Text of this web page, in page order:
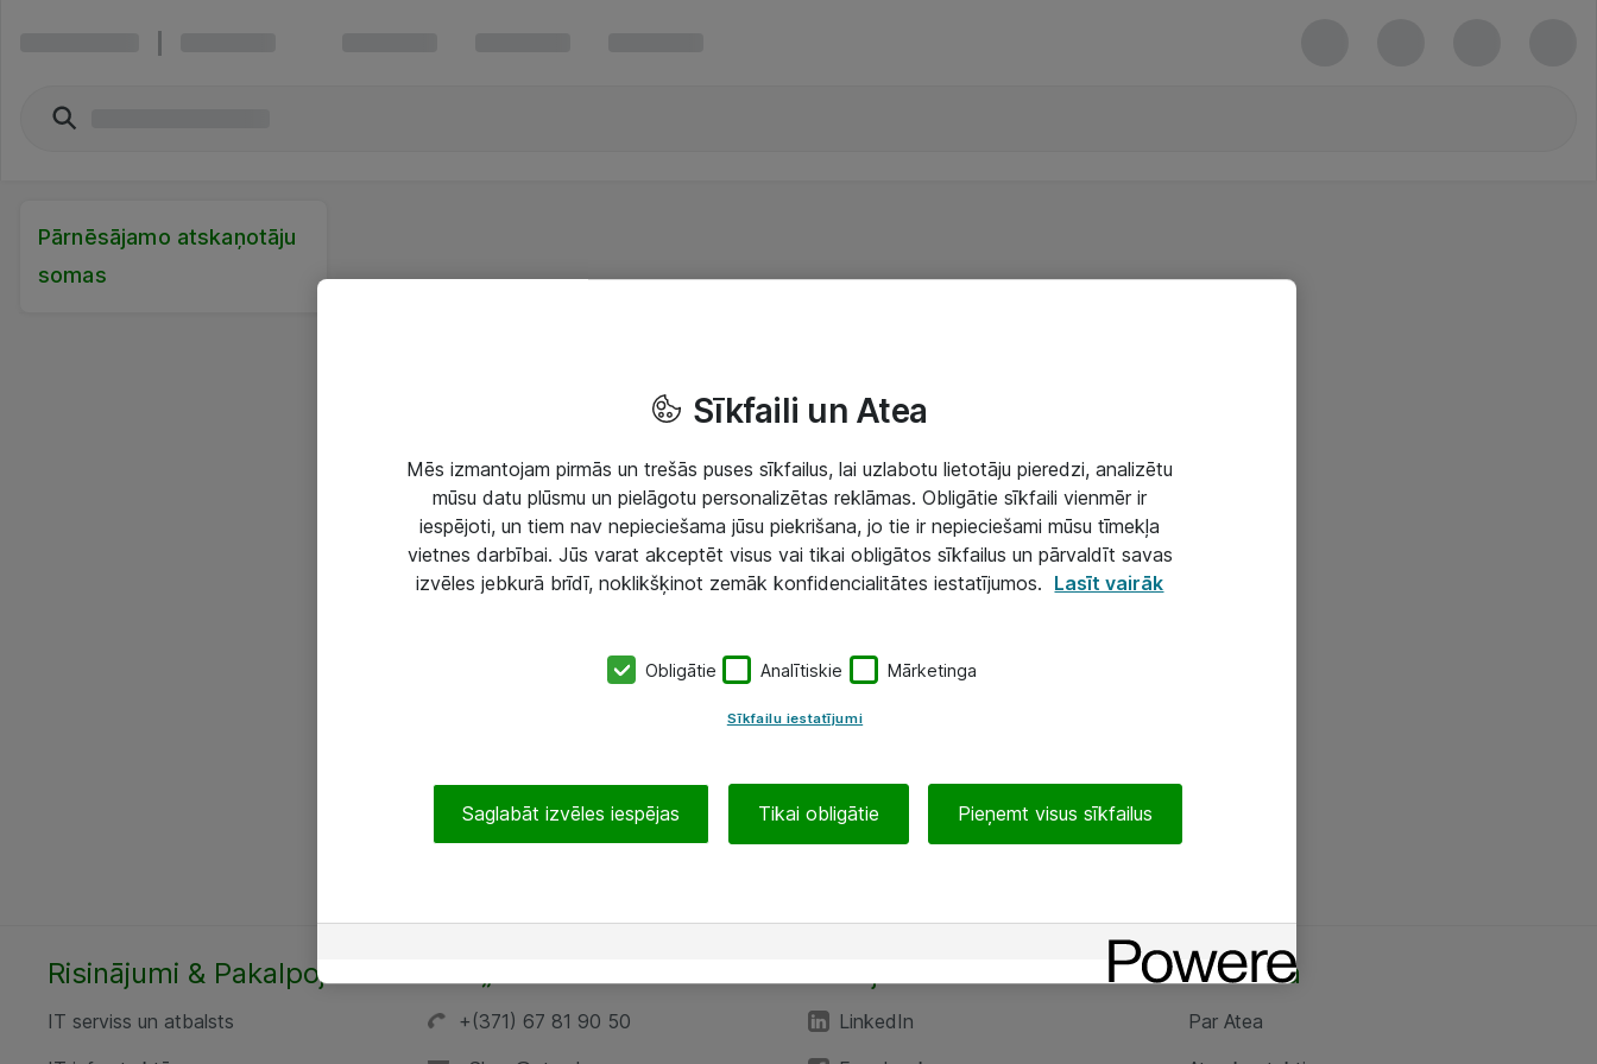
Pārnēsājamo atskaņotāju
somas
Risinājumi & Pakalpojumi
IT serviss un atbalsts
+(371) 67 81 90 50
LinkedIn
Par Atea
Par Atea
Sīkfaili un Atea
Mēs izmantojam pirmās un trešās puses sīkfailus, lai uzlabotu lietotāju pieredzi, analizētu
mūsu datu plūsmu un pielāgotu personalizētas reklāmas. Obligātie sīkfaili vienmēr ir
iespējoti, un tiem nav nepieciešama jūsu piekrišana, jo tie ir nepieciešami mūsu tīmekļa
vietnes darbībai. Jūs varat akceptēt visus vai tikai obligātos sīkfailus un pārvaldīt savas
izvēles jebkurā brīdī, noklikšķinot zemāk konfidencialitātes iestatījumos. Lasīt vairāk
Obligātie Analītiskie Mārketinga
Sīkfailu iestatījumi
Saglabāt izvēles iespējas Tikai obligātie Pieņemt visus sīkfailus